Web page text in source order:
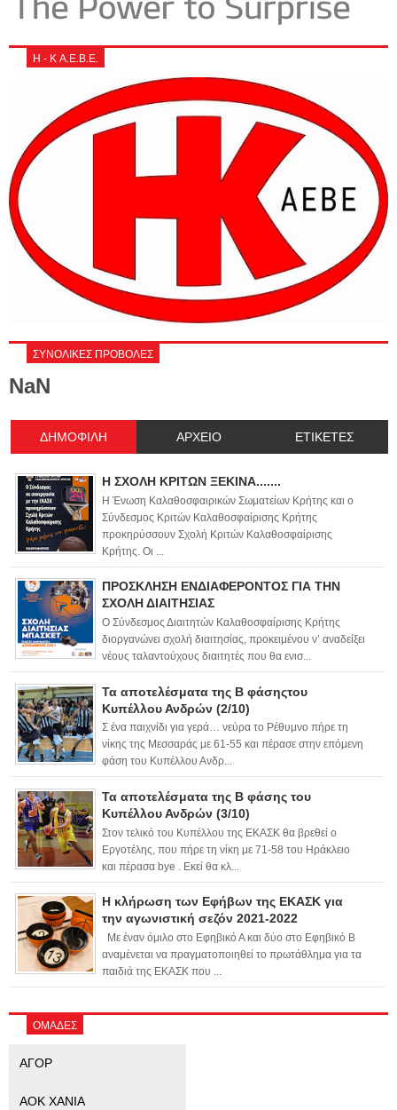
Η - Κ Α.Ε.Β.Ε.
ΣΥΝΟΛΙΚΕΣ ΠΡΟΒΟΛΕΣ
NaN
ΔΗΜΟΦΙΛΗ ΑΡΧΕΙΟ ΕΤΙΚΕΤΕΣ
Η ΣΧΟΛΗ ΚΡΙΤΩΝ ΞΕΚΙΝΑ.......
Η Ένωση Καλαθοσφαιρικών Σωματείων Κρήτης και ο
Σύνδεσμος Κριτών Καλαθοσφαίρισης Κρήτης
προκηρύσσουν Σχολή Κριτών Καλαθοσφαίρισης
Κρήτης. Οι ...
ΠΡΟΣΚΛΗΣΗ ΕΝΔΙΑΦΕΡΟΝΤΟΣ ΓΙΑ ΤΗΝ
ΣΧΟΛΗ ΔΙΑΙΤΗΣΙΑΣ
Ο Σύνδεσμος Διαιτητών Καλαθοσφαίρισης Κρήτης
διοργανώνει σχολή διαιτησίας, προκειμένου ν’ αναδείξει
νέους ταλαντούχους διαιτητές που θα ενισ...
Τα αποτελέσματα της Β φάσηςτου
Κυπέλλου Ανδρών (2/10)
Σ ένα παιχνίδι για γερά… νεύρα το Ρέθυμνο πήρε τη
νίκης της Μεσσαράς με 61-55 και πέρασε στην επόμενη
φάση του Κυπέλλου Ανδρ...
Τα αποτελέσματα της Β φάσης του
Κυπέλλου Ανδρών (3/10)
Στον τελικό του Κυπέλλου της ΕΚΑΣΚ θα βρεθεί ο
Εργοτέλης, που πήρε τη νίκη με 71-58 του Ηράκλειο
και πέρασα bye . Εκεί θα κλ...
Η κλήρωση των Εφήβων της ΕΚΑΣΚ για
την αγωνιστική σεζόν 2021-2022
Με έναν όμιλο στο Εφηβικό Α και δύο στο Εφηβικό Β
αναμένεται να πραγματοποιηθεί το πρωτάθλημα για τα
παιδιά της ΕΚΑΣΚ που ...
ΟΜΑΔΕΣ
ΑΓΟΡ
ΑΟΚ ΧΑΝΙΑ